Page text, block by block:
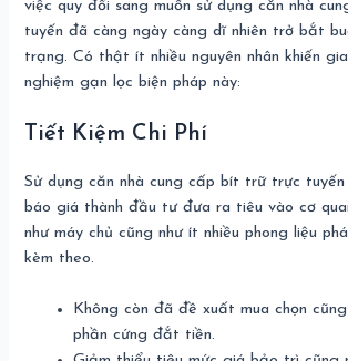
việc quy đổi sang muốn sử dụng căn nhà
tuyến đã càng ngày càng dĩ nhiên trở bắt
trạng. Có thật ít nhiều nguyên nhân khiến
nghiệm gạn lọc biện pháp này:
Tiết Kiệm Chi Phí
Sử dụng căn nhà cung cấp bít trữ trực
báo giá thành đầu tư đưa ra tiêu vào cơ
như máy chủ cũng như ít nhiều phong liệu
kèm theo.
Không còn đã đề xuất mua chọn
phần cứng đắt tiền.